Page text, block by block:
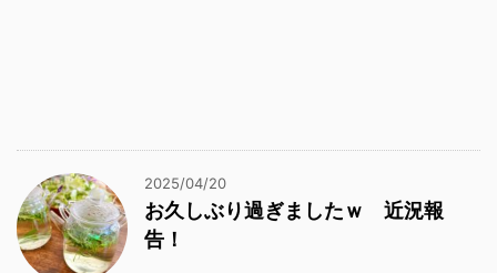
2025/04/20
お久しぶり過ぎましたｗ 近況報
告！